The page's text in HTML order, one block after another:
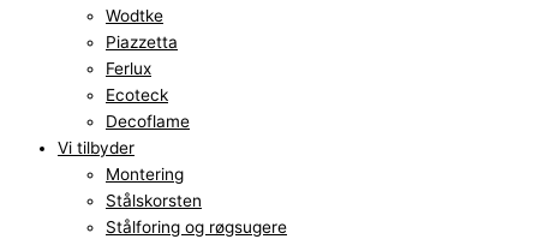
Wodtke
Piazzetta
Ferlux
Ecoteck
Decoflame
Vi tilbyder
Montering
Stålskorsten
Stålforing og røgsugere